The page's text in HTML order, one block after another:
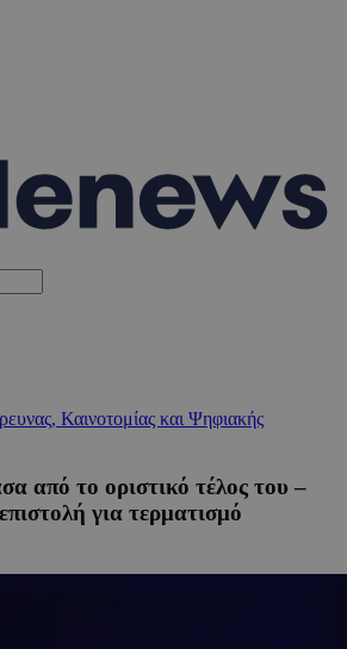
Καινοτομίας και Ψηφιακής
από το οριστικό τέλος του –
για τερματισμό